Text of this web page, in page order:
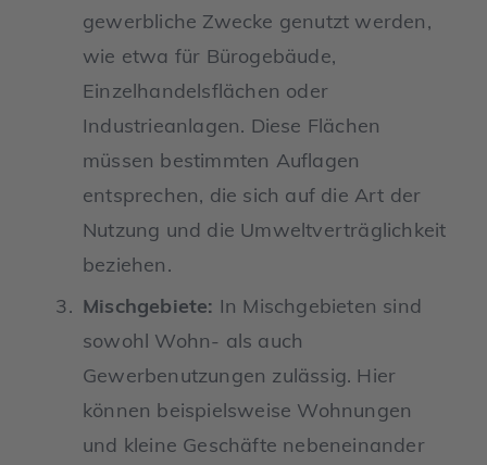
gewerbliche Zwecke genutzt werden,
wie etwa für Bürogebäude,
Einzelhandelsflächen oder
Industrieanlagen. Diese Flächen
müssen bestimmten Auflagen
entsprechen, die sich auf die Art der
Nutzung und die Umweltverträglichkeit
beziehen.
Mischgebiete: In Mischgebieten sind
sowohl Wohn- als auch
Gewerbenutzungen zulässig. Hier
können beispielsweise Wohnungen
und kleine Geschäfte nebeneinander